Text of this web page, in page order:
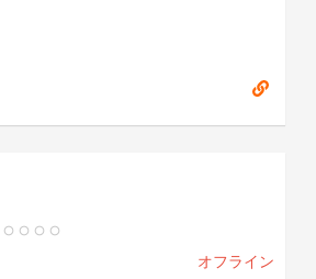
オフライン